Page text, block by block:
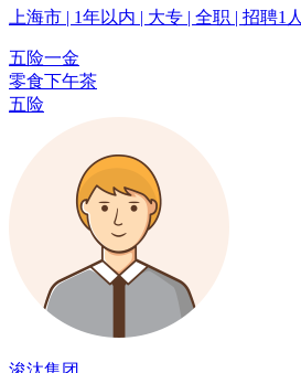
上海市 | 1年以内 | 大专 | 全职 | 招聘1人
五险一金
零食下午茶
五险